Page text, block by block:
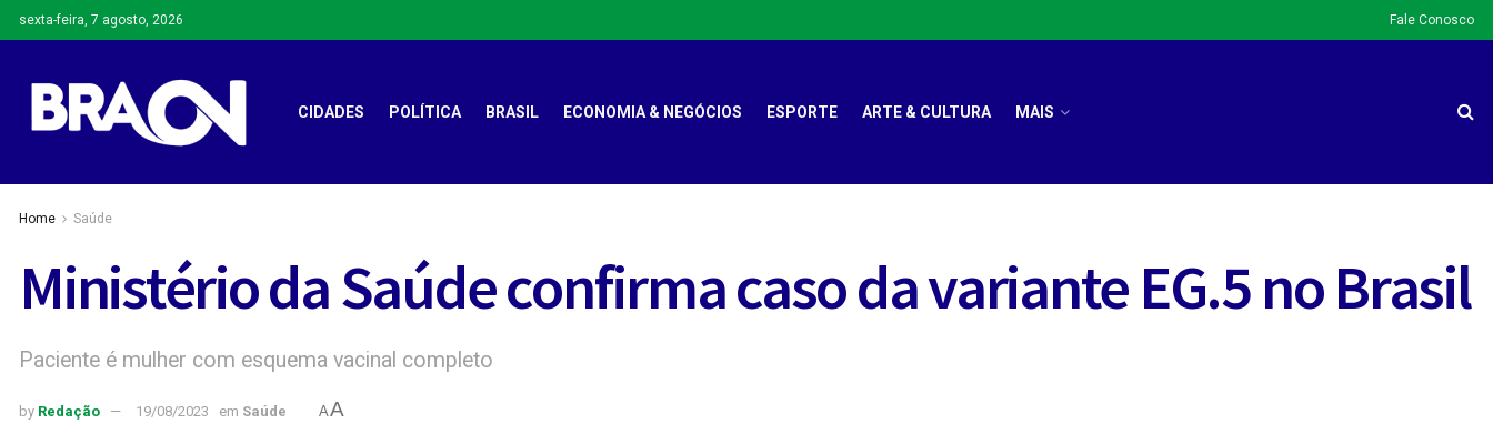
sexta-feira, 7 agosto, 2026 Fale Conosco
CIDADES POLÍTICA BRASIL ECONOMIA & NEGÓCIOS ESPORTE ARTE & CULTURA MAIS
Home Saúde
Ministério da Saúde confirma caso da variante EG.5 no Brasil
Paciente é mulher com esquema vacinal completo
by Redação 19/08/2023 em Saúde AA